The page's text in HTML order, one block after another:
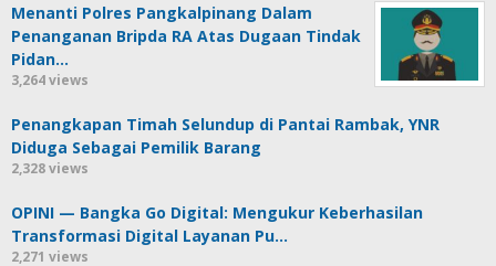
Menanti Polres Pangkalpinang Dalam
Penanganan Bripda RA Atas Dugaan Tindak
Pidan…
3,264 views
Penangkapan Timah Selundup di Pantai Rambak, YNR
Diduga Sebagai Pemilik Barang
2,328 views
OPINI — Bangka Go Digital: Mengukur Keberhasilan
Transformasi Digital Layanan Pu…
2,271 views